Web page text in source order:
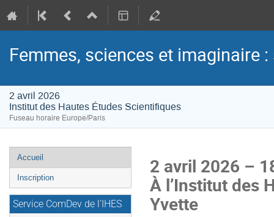
Femmes, sciences et imaginaire
2 avril 2026
Institut des Hautes Études Scientifiques
Fuseau horaire Europe/Paris
Menu
de
l'événement
Accueil
Inscription
Service ComDev de l'IHES
2 avril 2026 –
À l’Institut des
Yvette